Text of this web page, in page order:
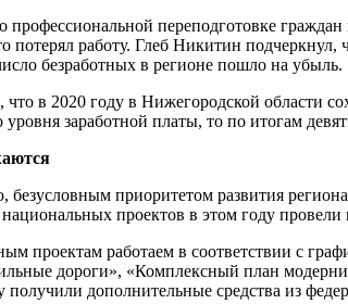
профессиональной переподготовке
потерял работу. Глеб Никитин
безработных в регионе пошло на убыль.
что в 2020 году в Нижегородской области
уровня заработной платы, то по итогам
приоритетом развития
проектов в этом году
проектам работаем в соответствии с
дороги», «Комплексный план
дополнительные средства из